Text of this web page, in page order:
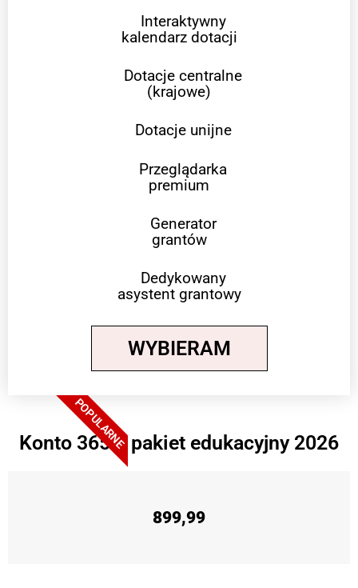
Interaktywny
kalendarz dotacji
Dotacje centralne
(krajowe)
Dotacje unijne
Przeglądarka
premium
Generator
grantów
Dedykowany
asystent grantowy
WYBIERAM
POPULARNE
Konto 365 + pakiet edukacyjny 2026
899,99